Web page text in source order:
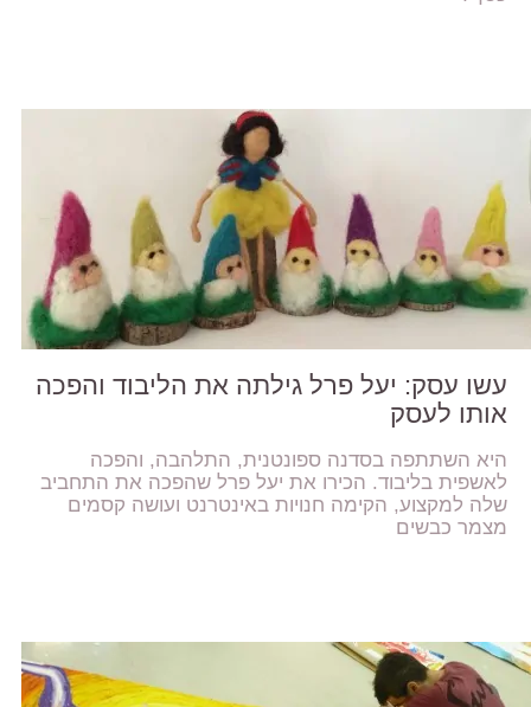
עשו עסק: יעל פרל גילתה את הליבוד והפכה
אותו לעסק
היא השתתפה בסדנה ספונטנית, התלהבה, והפכה
לאשפית בליבוד. הכירו את יעל פרל שהפכה את התחביב
שלה למקצוע, הקימה חנויות באינטרנט ועושה קסמים
מצמר כבשים